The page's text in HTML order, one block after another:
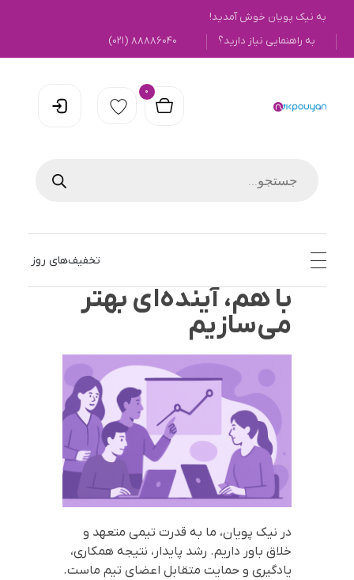
به نیک پویان خوش آمدید!
به راهنمایی نیاز دارید؟
۸۸۸۸۶۰۴۰ (۰۲۱)
0
تخفیف‌های روز
با هم، آینده‌ای بهتر
می‌سازیم
در نیک پویان، ما به قدرت تیمی متعهد و
خلاق باور داریم. رشد پایدار، نتیجه همکاری،
یادگیری و حمایت متقابل اعضای تیم ماست.